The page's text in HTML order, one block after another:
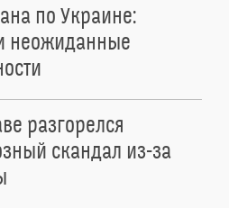
по Украине:
неожиданные
разгорелся
скандал из-за